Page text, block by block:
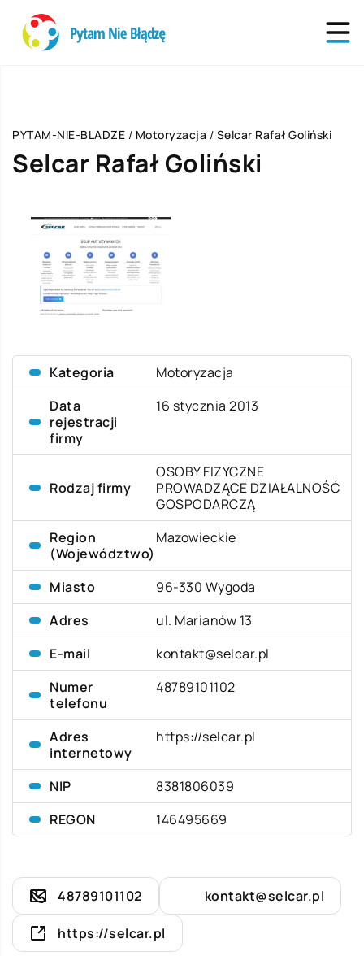
PYTAM-NIE-BLADZE / Motoryzacja / Selcar Rafał Goliński
Selcar Rafał Goliński
Kategoria
Motoryzacja
Data
rejestracji
firmy
16 stycznia 2013
Rodzaj firmy
OSOBY FIZYCZNE
PROWADZĄCE DZIAŁALNOŚĆ
GOSPODARCZĄ
Region
(Województwo)
Mazowieckie
Miasto
96-330 Wygoda
Adres
ul. Marianów 13
E-mail
kontakt@selcar.pl
Numer
telefonu
48789101102
Adres
internetowy
https://selcar.pl
NIP
8381806039
REGON
146495669
48789101102 kontakt@selcar.pl
https://selcar.pl